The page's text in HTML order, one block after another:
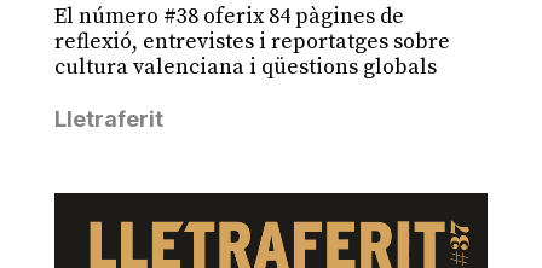
El número #38 oferix 84 pàgines de
reflexió, entrevistes i reportatges sobre
cultura valenciana i qüestions globals
Lletraferit